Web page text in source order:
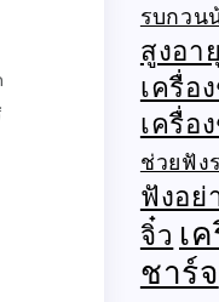
รบกวน
สูงอายุ
เครื่อ
เครื่อ
ช่วยฟัง
ฟังอย่
จิ๋ว เ
ชาร์จ